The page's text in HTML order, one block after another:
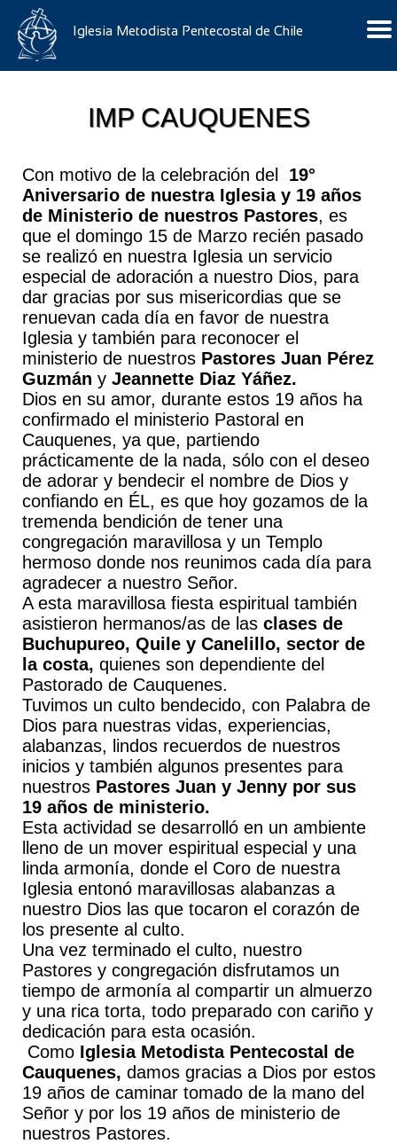
Iglesia Metodista Pentecostal de Chile
IMP CAUQUENES
Con motivo de la celebración del 19°
Aniversario de nuestra Iglesia y 19 años
de Ministerio de nuestros Pastores, es
que el domingo 15 de Marzo recién pasado
se realizó en nuestra Iglesia un servicio
especial de adoración a nuestro Dios, para
dar gracias por sus misericordias que se
renuevan cada día en favor de nuestra
Iglesia y también para reconocer el
ministerio de nuestros Pastores Juan Pérez
Guzmán y Jeannette Diaz Yáñez.
Dios en su amor, durante estos 19 años ha
confirmado el ministerio Pastoral en
Cauquenes, ya que, partiendo
prácticamente de la nada, sólo con el deseo
de adorar y bendecir el nombre de Dios y
confiando en ÉL, es que hoy gozamos de la
tremenda bendición de tener una
congregación maravillosa y un Templo
hermoso donde nos reunimos cada día para
agradecer a nuestro Señor.
A esta maravillosa fiesta espiritual también
asistieron hermanos/as de las clases de
Buchupureo, Quile y Canelillo, sector de
la costa, quienes son dependiente del
Pastorado de Cauquenes.
Tuvimos un culto bendecido, con Palabra de
Dios para nuestras vidas, experiencias,
alabanzas, lindos recuerdos de nuestros
inicios y también algunos presentes para
nuestros Pastores Juan y Jenny por sus
19 años de ministerio.
Esta actividad se desarrolló en un ambiente
lleno de un mover espiritual especial y una
linda armonía, donde el Coro de nuestra
Iglesia entonó maravillosas alabanzas a
nuestro Dios las que tocaron el corazón de
los presente al culto.
Una vez terminado el culto, nuestro
Pastores y congregación disfrutamos un
tiempo de armonía al compartir un almuerzo
y una rica torta, todo preparado con cariño y
dedicación para esta ocasión.
Como Iglesia Metodista Pentecostal de
Cauquenes, damos gracias a Dios por estos
19 años de caminar tomado de la mano del
Señor y por los 19 años de ministerio de
nuestros Pastores.